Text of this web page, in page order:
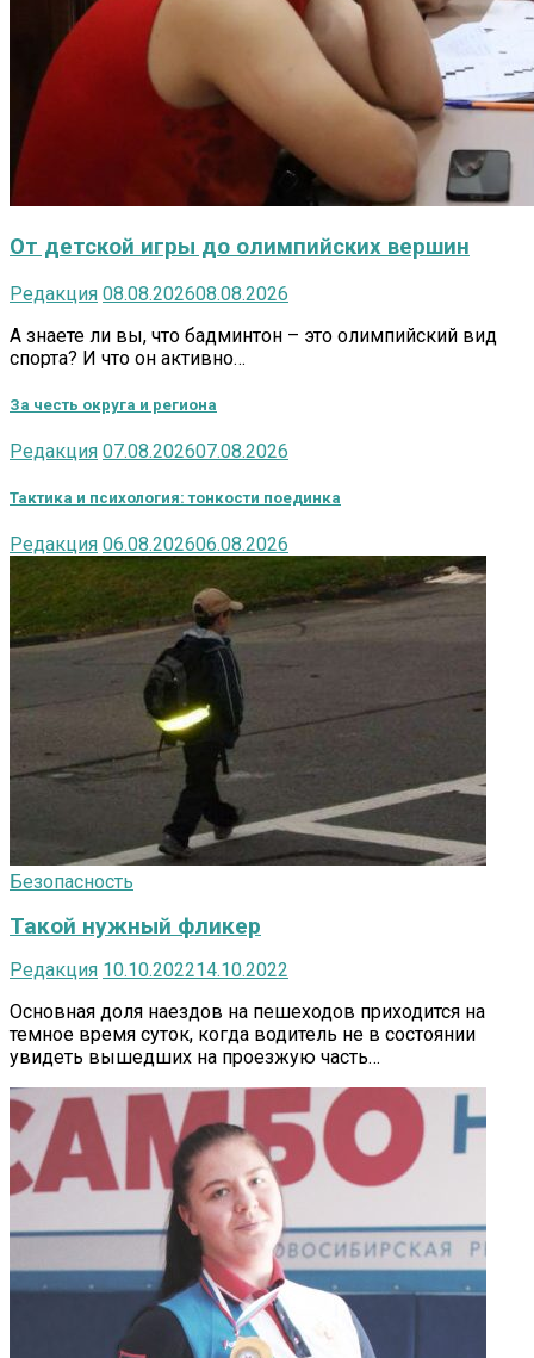
От детской игры до олимпийских вершин
Редакция 08.08.202608.08.2026
А знаете ли вы, что бадминтон – это олимпийский вид
спорта? И что он активно…
За честь округа и региона
Редакция 07.08.202607.08.2026
Тактика и психология: тонкости поединка
Редакция 06.08.202606.08.2026
Безопасность
Такой нужный фликер
Редакция 10.10.202214.10.2022
Основная доля наездов на пешеходов приходится на
темное время суток, когда водитель не в состоянии
увидеть вышедших на проезжую часть…